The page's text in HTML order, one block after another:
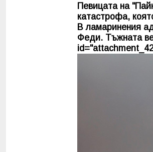
Певицата на
катастрофа,
В ламаринения
Феди. Тъжната